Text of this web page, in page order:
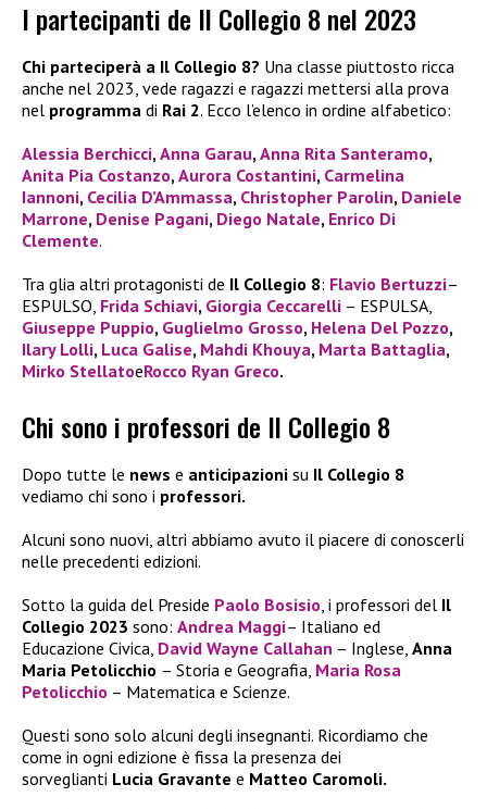
I partecipanti de Il Collegio 8 nel 2023
Chi parteciperà a Il Collegio 8? Una classe piuttosto ricca
anche nel 2023, vede ragazzi e ragazzi mettersi alla prova
nel programma di Rai 2. Ecco l’elenco in ordine alfabetico:
Alessia Berchicci,Anna Garau,Anna Rita Santeramo,
Anita Pia Costanzo,Aurora Costantini, Carmelina
Iannoni, Cecilia D’Ammassa, Christopher Parolin, Daniele
Marrone, Denise Pagani, Diego Natale, Enrico Di
Clemente.
Tra glia altri protagonisti de Il Collegio 8: Flavio Bertuzzi–
ESPULSO, Frida Schiavi, Giorgia Ceccarelli – ESPULSA,
Giuseppe Puppio, Guglielmo Grosso, Helena Del Pozzo,
Ilary Lolli, Luca Galise, Mahdi Khouya, Marta Battaglia,
Mirko StellatoeRocco Ryan Greco.
Chi sono i professori de Il Collegio 8
Dopo tutte le news e anticipazioni su Il Collegio 8
vediamo chi sono i professori.
Alcuni sono nuovi, altri abbiamo avuto il piacere di conoscerli
nelle precedenti edizioni.
Sotto la guida del Preside Paolo Bosisio , i professori del Il
Collegio 2023 sono: Andrea Maggi– Italiano ed
Educazione Civica, David Wayne Callahan – Inglese, Anna
Maria Petolicchio – Storia e Geografia, Maria Rosa
Petolicchio – Matematica e Scienze.
Questi sono solo alcuni degli insegnanti. Ricordiamo che
come in ogni edizione è fissa la presenza dei
sorveglianti Lucia Gravante e Matteo Caromoli.